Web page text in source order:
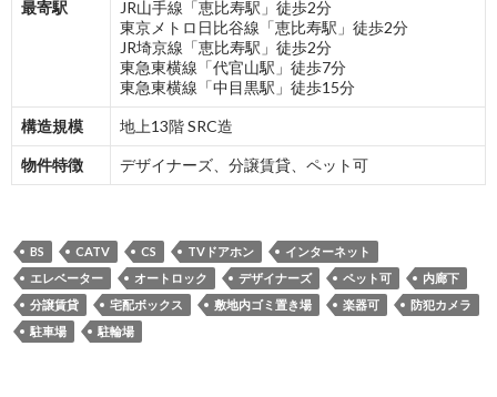
最寄駅
JR山手線「恵比寿駅」徒歩2分
東京メトロ日比谷線「恵比寿駅」徒歩2分
JR埼京線「恵比寿駅」徒歩2分
東急東横線「代官山駅」徒歩7分
東急東横線「中目黒駅」徒歩15分
構造規模 地上13階 SRC造
物件特徴 デザイナーズ、分譲賃貸、ペット可
BS CATV CS TVドアホン
インターネット
エレベーター
オートロック デザイナーズ ペット可
内廊下
分譲賃貸
宅配ボックス 敷地内ゴミ置き場 楽器可
防犯カメラ
駐車場
駐輪場